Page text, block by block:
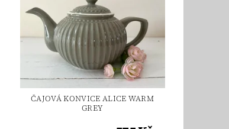
ČAJOVÁ KONVICE ALICE WARM
GREY